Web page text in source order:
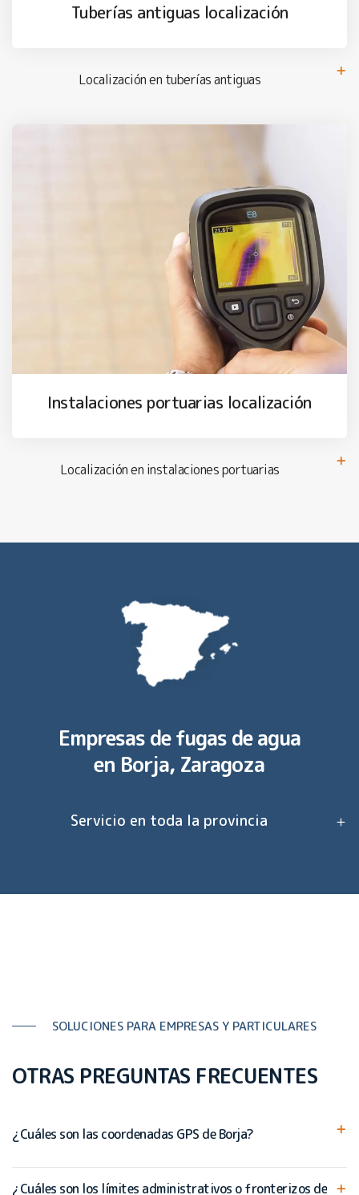
Tuberías antiguas localización
Localización en tuberías antiguas
Instalaciones portuarias localización
Localización en instalaciones portuarias
Empresas de fugas de agua
en Borja, Zaragoza
Servicio en toda la provincia
SOLUCIONES PARA EMPRESAS Y PARTICULARES
OTRAS PREGUNTAS FRECUENTES
¿Cuáles son las coordenadas GPS de Borja?
¿Cuáles son los límites administrativos o fronterizos de